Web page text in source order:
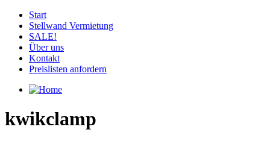
Start
Stellwand Vermietung
SALE!
Über uns
Kontakt
Preislisten anfordern
kwikclamp